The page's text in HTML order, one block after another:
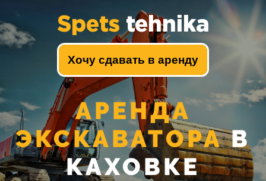
Spets tehnika
Хочу сдавать в аренду
АРЕНДА
ЭКСКАВАТОРАВ
КАХОВКЕ